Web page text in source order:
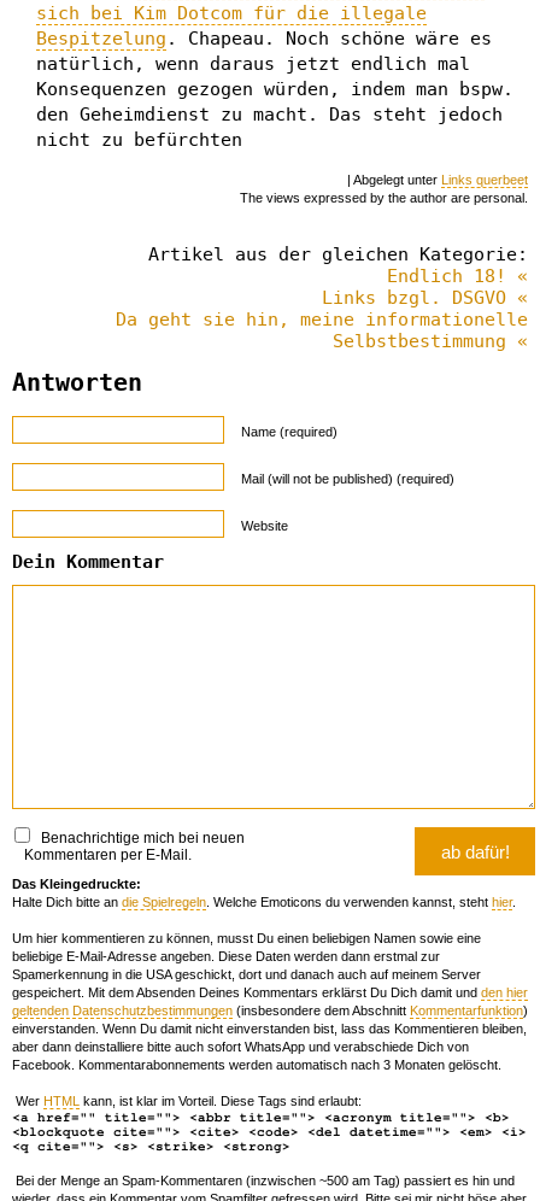
sich bei Kim Dotcom für die illegale
Bespitzelung . Chapeau. Noch schöne wäre es
natürlich, wenn daraus jetzt endlich mal
Konsequenzen gezogen würden, indem man bspw.
den Geheimdienst zu macht. Das steht jedoch
nicht zu befürchten
| Abgelegt unter Links querbeet
The views expressed by the author are personal.
Artikel aus der gleichen Kategorie:
Endlich 18! «
Links bzgl. DSGVO «
Da geht sie hin, meine informationelle
Selbstbestimmung «
Antworten
Name (required)
Mail (will not be published) (required)
Website
Dein Kommentar
Benachrichtige mich bei neuen
Kommentaren per E-Mail.
Das Kleingedruckte:
Halte Dich bitte an die Spielregeln . Welche Emoticons du verwenden kannst, steht hier.
Um hier kommentieren zu können, musst Du einen beliebigen Namen sowie eine
beliebige E-Mail-Adresse angeben. Diese Daten werden dann erstmal zur
Spamerkennung in die USA geschickt, dort und danach auch auf meinem Server
gespeichert. Mit dem Absenden Deines Kommentars erklärst Du Dich damit und den hier
geltenden Datenschutzbestimmungen (insbesondere dem Abschnitt Kommentarfunktion)
einverstanden. Wenn Du damit nicht einverstanden bist, lass das Kommentieren bleiben,
aber dann deinstalliere bitte auch sofort WhatsApp und verabschiede Dich von
Facebook. Kommentarabonnements werden automatisch nach 3 Monaten gelöscht.
Wer HTML kann, ist klar im Vorteil. Diese Tags sind erlaubt:
<a href="" title=""> <abbr title=""> <acronym title=""> <b>
<blockquote cite=""> <cite> <code> <del datetime=""> <em> <i>
<q cite=""> <s> <strike> <strong>
Bei der Menge an Spam-Kommentaren (inzwischen ~500 am Tag) passiert es hin und